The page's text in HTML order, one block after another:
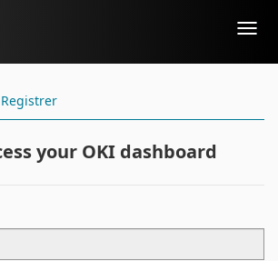
Registrer
your OKI dashboard